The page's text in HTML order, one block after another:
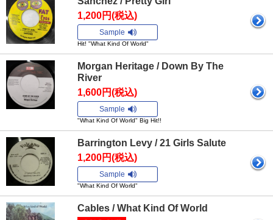
1,200円(税込)
Sample
Hit! "What Kind Of World"
Morgan Heritage / Down By The
River
1,600円(税込)
Sample
"What Kind Of World" Big Hit!!
Barrington Levy / 21 Girls Salute
1,200円(税込)
Sample
"What Kind Of World"
Cables / What Kind Of World